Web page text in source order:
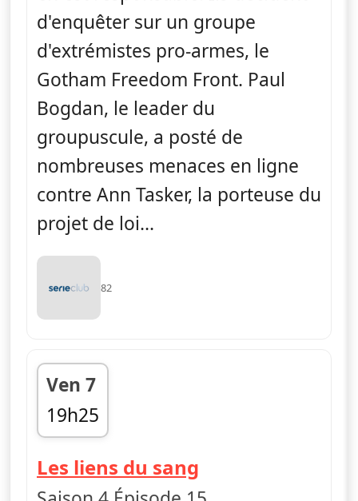
d'enquêter sur un groupe
d'extrémistes pro-armes, le
Gotham Freedom Front. Paul
Bogdan, le leader du
groupuscule, a posté de
nombreuses menaces en ligne
contre Ann Tasker, la porteuse du
projet de loi...
82
Ven 7
19h25
fin 20h05
Les liens du sang